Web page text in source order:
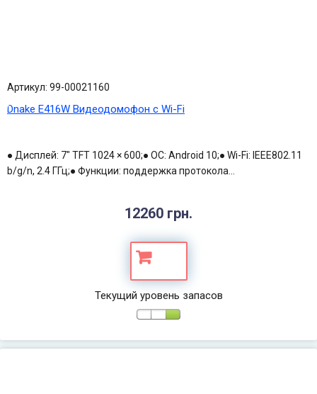
Артикул: 99-00021160
Dnake E416W Видеодомофон с Wi-Fi
● Дисплей: 7" TFT 1024 × 600;● ОС: Android 10;● Wi-Fi: IEEE802.11
b/g/n, 2.4 ГГц;● Функции: поддержка протокола...
12260 грн.
Текущий уровень запасов